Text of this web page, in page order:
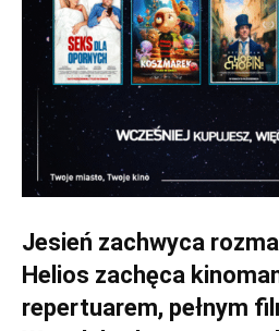
Jesień zachwyca
Helios zachęca
repertuarem, pełnym